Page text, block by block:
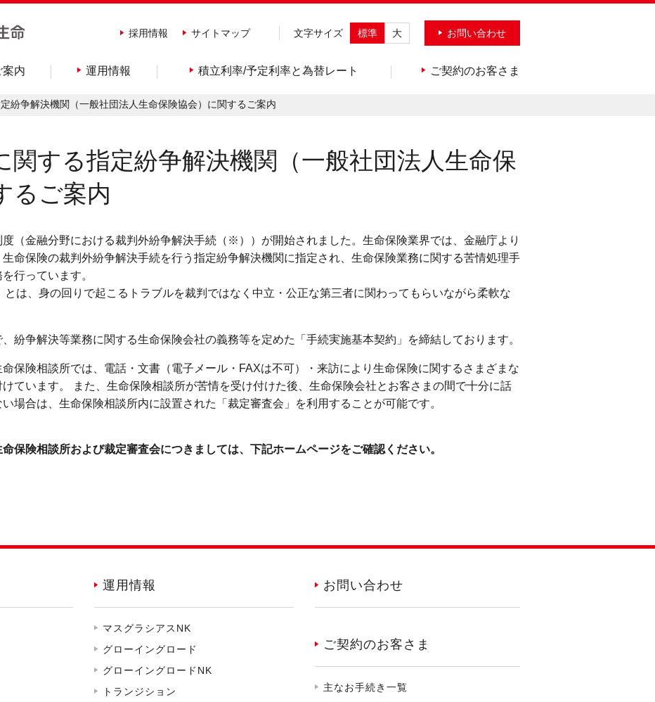
採用情報 サイトマップ 文字サイズ 標準 大 お問い合わせ
案内 運用情報 積立利率/予定利率と為替レート ご契約のお客さま
紛争解決機関（一般社団法人生命保険協会）に関するご案内
関する指定紛争解決機関（一般社団法人生命保
るご案内
（金融分野における裁判外紛争解決手続（※））が開始されました。生命保険業界では、金融庁より
命保険の裁判外紛争解決手続を行う指定紛争解決機関に指定され、生命保険業務に関する苦情処理手
行っています。
は、身の回りで起こるトラブルを裁判ではなく中立・公正な第三者に関わってもらいながら柔軟な
紛争解決等業務に関する生命保険会社の義務等を定めた「手続実施基本契約」を締結しております。
保険相談所では、電話・文書（電子メール・FAXは不可）・来訪により生命保険に関するさまざまな
ています。 また、生命保険相談所が苦情を受け付けた後、生命保険会社とお客さまの間で十分に話
場合は、生命保険相談所内に設置された「裁定審査会」を利用することが可能です。
保険相談所および裁定審査会につきましては、下記ホームページをご確認ください。
運用情報
マスグラシアスNK
グローイングロード
グローイングロードNK
トランジション
お問い合わせ
ご契約のお客さま
主なお手続き一覧